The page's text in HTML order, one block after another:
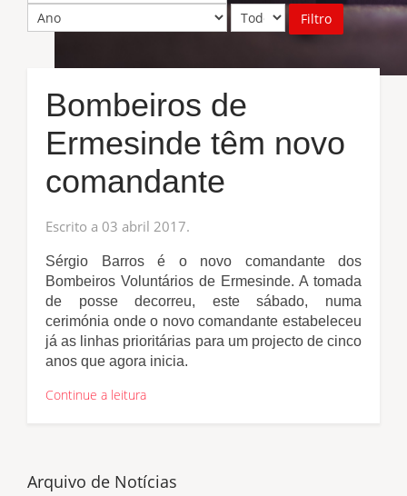
Filtro
Bombeiros de
Ermesinde têm novo
comandante
Escrito a 03 abril 2017.
Sérgio Barros é o novo comandante dos
Bombeiros Voluntários de Ermesinde. A tomada
de posse decorreu, este sábado, numa
cerimónia onde o novo comandante estabeleceu
já as linhas prioritárias para um projecto de cinco
anos que agora inicia.
Continue a leitura
Arquivo de Notícias